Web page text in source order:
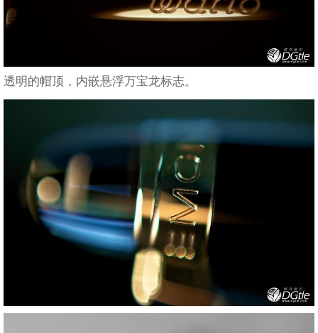
透明的帽顶，内嵌悬浮万宝龙标志。